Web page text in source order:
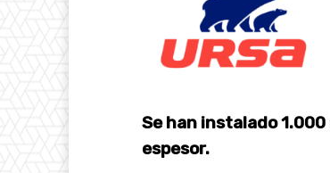
Se han instalado
espesor.